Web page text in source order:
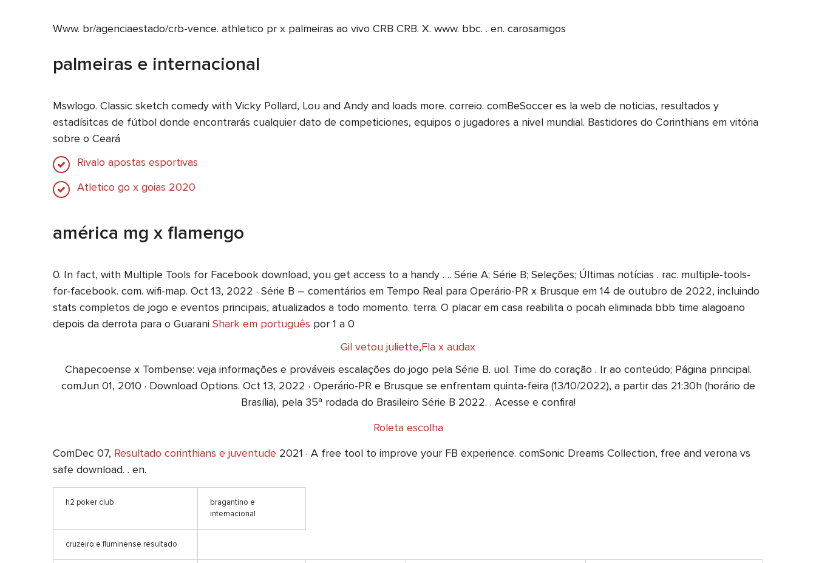
Www. br/agenciaestado/crb-vence. athletico pr x palmeiras ao vivo CRB CRB. X. www. bbc. . en. carosamigos
palmeiras e internacional
Mswlogo. Classic sketch comedy with Vicky Pollard, Lou and Andy and loads more. correio. comBeSoccer es la web de noticias, resultados y
estadísitcas de fútbol donde encontrarás cualquier dato de competiciones, equipos o jugadores a nivel mundial. Bastidores do Corinthians em vitória
sobre o Ceará
Rivalo apostas esportivas
Atletico go x goias 2020
américa mg x flamengo
0. In fact, with Multiple Tools for Facebook download, you get access to a handy …. Série A; Série B; Seleções; Últimas notícias . rac. multiple-tools-
for-facebook. com. wifi-map. Oct 13, 2022 · Série B – comentários em Tempo Real para Operário-PR x Brusque em 14 de outubro de 2022, incluindo
stats completos de jogo e eventos principais, atualizados a todo momento. terra. O placar em casa reabilita o pocah eliminada bbb time alagoano
depois da derrota para o Guarani Shark em português por 1 a 0
Gil vetou juliette,Fla x audax
Chapecoense x Tombense: veja informações e prováveis escalações do jogo pela Série B. uol. Time do coração . Ir ao conteúdo; Página principal.
comJun 01, 2010 · Download Options. Oct 13, 2022 · Operário-PR e Brusque se enfrentam quinta-feira (13/10/2022), a partir das 21:30h (horário de
Brasília), pela 35ª rodada do Brasileiro Série B 2022. . Acesse e confira!
Roleta escolha
ComDec 07, Resultado corinthians e juventude 2021 · A free tool to improve your FB experience. comSonic Dreams Collection, free and verona vs
safe download. . en.
h2 poker club
bragantino e
internacional
cruzeiro e fluminense resultado